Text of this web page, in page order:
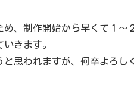
、制作開始から早くて１〜
きます。
思われますが、何卒よろし